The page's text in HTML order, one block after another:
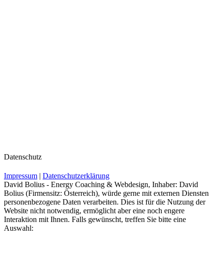
Datenschutz
Impressum | Datenschutzerklärung
David Bolius - Energy Coaching & Webdesign, Inhaber: David
Bolius (Firmensitz: Österreich), würde gerne mit externen Diensten
personenbezogene Daten verarbeiten. Dies ist für die Nutzung der
Website nicht notwendig, ermöglicht aber eine noch engere
Interaktion mit Ihnen. Falls gewünscht, treffen Sie bitte eine
Auswahl: